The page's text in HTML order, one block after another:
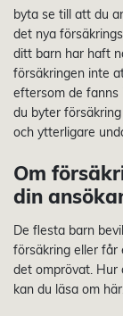
byta se till att du
det nya
ditt barn har haft
försäkringen inte
eftersom de fanns
du byter
och ytterligare
Om
din
De flesta barn
försäkring eller får
det omprövat.
kan du läsa om